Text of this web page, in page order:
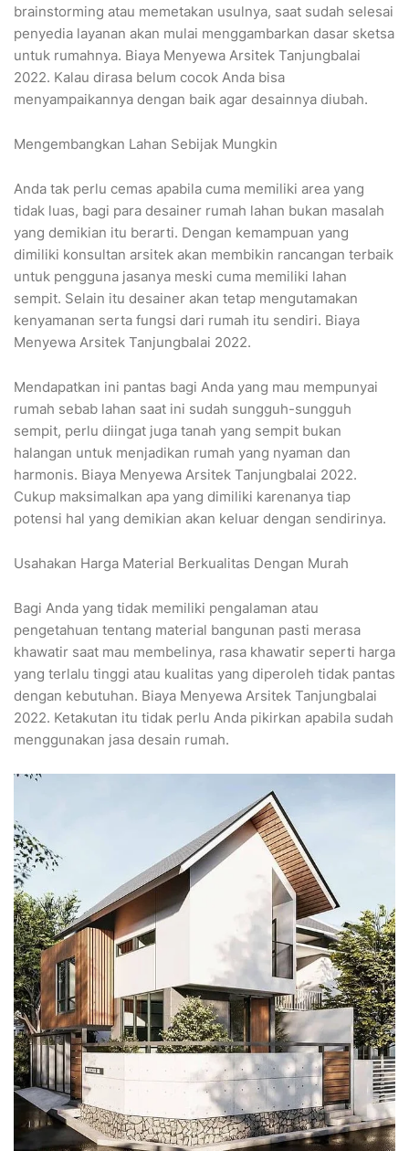
brainstorming atau memetakan usulnya, saat sudah selesai
penyedia layanan akan mulai menggambarkan dasar sketsa
untuk rumahnya. Biaya Menyewa Arsitek Tanjungbalai
2022. Kalau dirasa belum cocok Anda bisa
menyampaikannya dengan baik agar desainnya diubah.
Mengembangkan Lahan Sebijak Mungkin
Anda tak perlu cemas apabila cuma memiliki area yang
tidak luas, bagi para desainer rumah lahan bukan masalah
yang demikian itu berarti. Dengan kemampuan yang
dimiliki konsultan arsitek akan membikin rancangan terbaik
untuk pengguna jasanya meski cuma memiliki lahan
sempit. Selain itu desainer akan tetap mengutamakan
kenyamanan serta fungsi dari rumah itu sendiri. Biaya
Menyewa Arsitek Tanjungbalai 2022.
Mendapatkan ini pantas bagi Anda yang mau mempunyai
rumah sebab lahan saat ini sudah sungguh-sungguh
sempit, perlu diingat juga tanah yang sempit bukan
halangan untuk menjadikan rumah yang nyaman dan
harmonis. Biaya Menyewa Arsitek Tanjungbalai 2022.
Cukup maksimalkan apa yang dimiliki karenanya tiap
potensi hal yang demikian akan keluar dengan sendirinya.
Usahakan Harga Material Berkualitas Dengan Murah
Bagi Anda yang tidak memiliki pengalaman atau
pengetahuan tentang material bangunan pasti merasa
khawatir saat mau membelinya, rasa khawatir seperti harga
yang terlalu tinggi atau kualitas yang diperoleh tidak pantas
dengan kebutuhan. Biaya Menyewa Arsitek Tanjungbalai
2022. Ketakutan itu tidak perlu Anda pikirkan apabila sudah
menggunakan jasa desain rumah.